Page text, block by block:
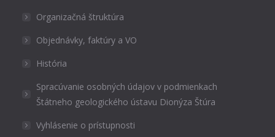
Organizačná štruktúra
Objednávky, faktúry a VO
História
Spracúvanie osobných údajov v podmienkach
Štátneho geologického ústavu Dionýza Štúra
Vyhlásenie o prístupnosti